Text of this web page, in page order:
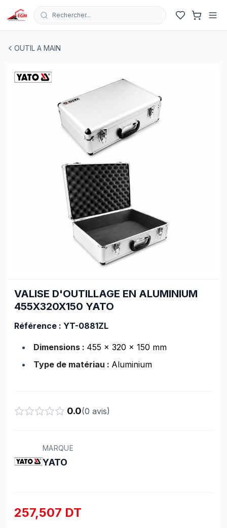
Rechercher...
OUTIL A MAIN
VALISE D'OUTILLAGE EN ALUMINIUM
455X320X150 YATO
Référence : YT-0881ZL
Dimensions : 455 x 320 x 150 mm
Type de matériau : Aluminium
0.0(0 avis)
MARQUE
YATO
257,507 DT